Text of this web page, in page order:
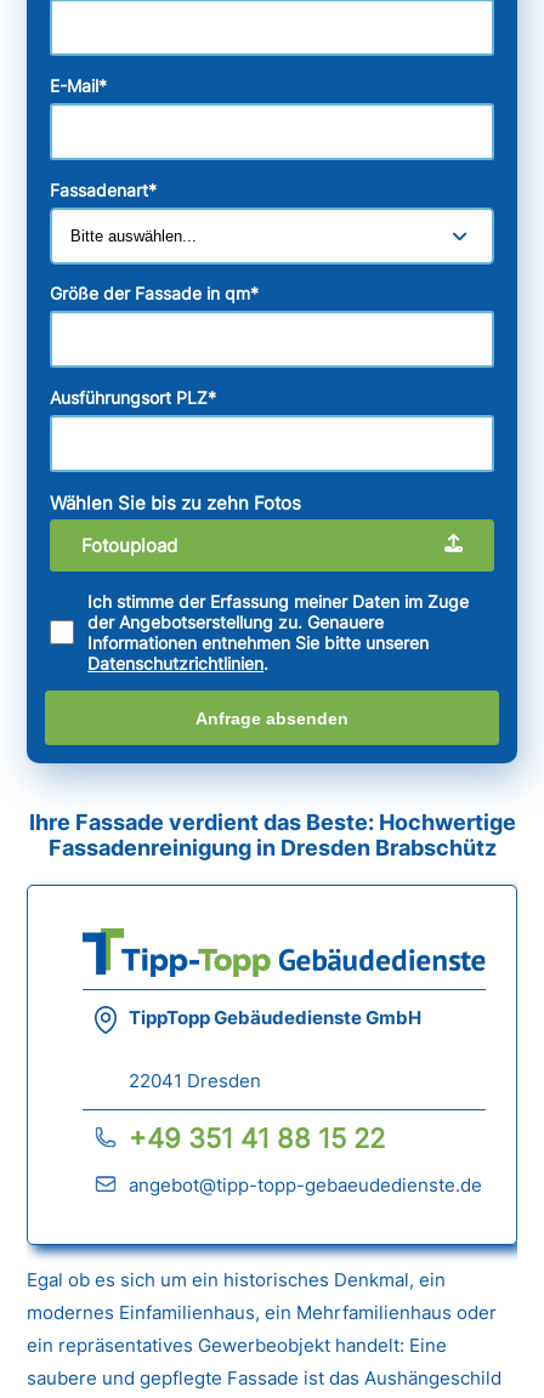
E-Mail*
Fassadenart*
Größe der Fassade in qm*
Ausführungsort PLZ*
Wählen Sie bis zu zehn Fotos
Fotoupload
Ich stimme der Erfassung meiner Daten im Zuge
der Angebotserstellung zu. Genauere
Informationen entnehmen Sie bitte unseren
Datenschutzrichtlinien.
Anfrage absenden
Ihre Fassade verdient das Beste: Hochwertige
Fassadenreinigung in Dresden Brabschütz
TippTopp Gebäudedienste GmbH
22041 Dresden
+49 351 41 88 15 22
angebot@tipp-topp-gebaeudedienste.de
Egal ob es sich um ein historisches Denkmal, ein
modernes Einfamilienhaus, ein Mehrfamilienhaus oder
ein repräsentatives Gewerbeobjekt handelt: Eine
saubere und gepflegte Fassade ist das Aushängeschild